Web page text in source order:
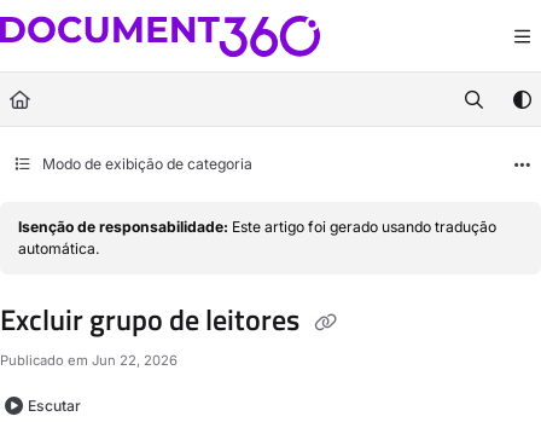
Documentation Index
Fetch the complete documentation index at:https://docs.document360.com/
Use this file to discover all available pages before exploring further.
Modo de exibição de categoria
Isenção de responsabilidade: Este artigo foi gerado usando tradução
automática.
Excluir grupo de leitores
Publicado em Jun 22, 2026
Escutar